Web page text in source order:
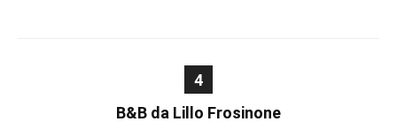
4
B&B da Lillo Frosinone